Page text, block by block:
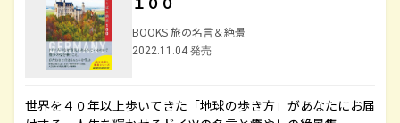
BOOKS 旅の名言＆絶景
2022.11.04 発売
世界を４０年以上歩いてきた「地球の歩き方」があなたにお届